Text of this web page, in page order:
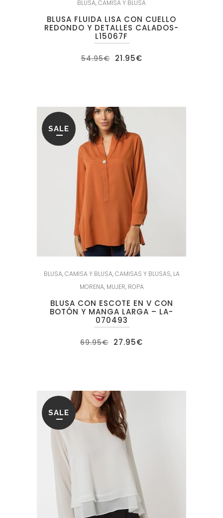
BLUSA,CAMISA Y BLUSA
BLUSA FLUIDA LISA CON CUELLO
REDONDO Y DETALLES CALADOS-
L15067F
54.95€ El
precio
21.95€El
SALE
BLUSA,CAMISA Y BLUSA,CAMISAS Y BLUSAS, LA
MORENA, MUJER, ROPA
BLUSA CON ESCOTE EN V CON
BOTÓN Y MANGA LARGA – LA-
070493
69.95€ El
precio
27.95€
SALE